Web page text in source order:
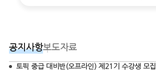
공지사항보도자료
토픽 중급 대비반(오프라인) 제21기 수강생 모집